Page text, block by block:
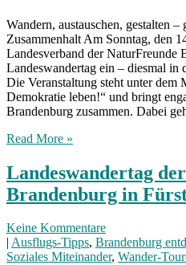
Wandern, austauschen, gestalten
Zusammenhalt Am Sonntag, den
Landesverband der NaturFreunde
Landeswandertag ein – diesmal in
Die Veranstaltung steht unter dem
Demokratie leben!“ und bringt
Brandenburg zusammen. Dabei
Read More »
Landeswandertag
Brandenburg in
Keine Kommentare
Ausflugs-Tipps, Brandenburg
Soziales Miteinander, Wander-